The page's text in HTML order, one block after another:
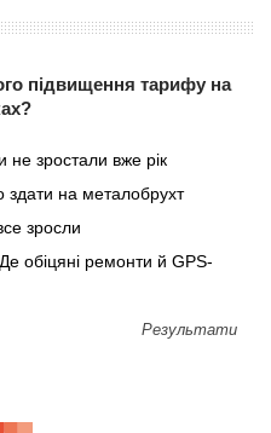
підвищення тарифу на
не зростали вже рік
здати на металобрухт
зросли
обіцяні ремонти й GPS-
Результати